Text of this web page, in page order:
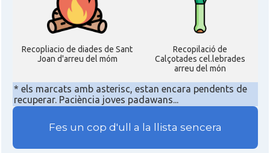
Recopliacio de diades de Sant
Joan d'arreu del móm
Recopilació de
Calçotades cel.lebrades
arreu del món
* els marcats amb asterisc, estan encara pendents de
recuperar. Paciència joves padawans...
Fes un cop d'ull a la llista sencera